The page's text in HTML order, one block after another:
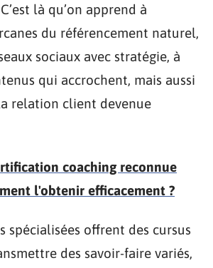
là qu’on apprend à
du référencement naturel,
sociaux avec stratégie, à
qui accrochent, mais aussi
relation client devenue
coaching reconnue
l'obtenir efficacement ?
spécialisées offrent des cursus
des savoir-faire variés,